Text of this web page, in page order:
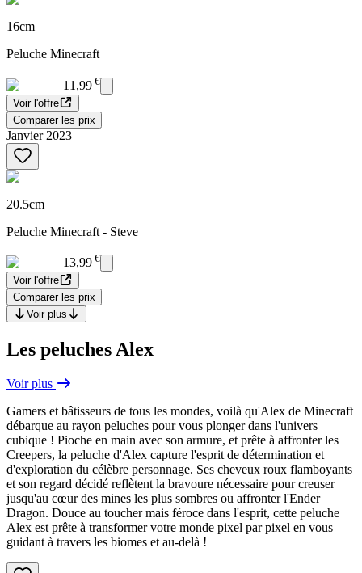
16cm
Peluche Minecraft
11,99 €
Voir l'offre
Comparer les prix
Janvier 2023
20.5cm
Peluche Minecraft - Steve
13,99 €
Voir l'offre
Comparer les prix
Voir plus
Les peluches Alex
Voir plus
Gamers et bâtisseurs de tous les mondes, voilà qu'Alex de Minecraft
débarque au rayon peluches pour vous plonger dans l'univers
cubique ! Pioche en main avec son armure, et prête à affronter les
Creepers, la peluche d'Alex capture l'esprit de détermination et
d'exploration du célèbre personnage. Ses cheveux roux flamboyants
et son regard décidé reflètent la bravoure nécessaire pour creuser
jusqu'au cœur des mines les plus sombres ou affronter l'Ender
Dragon. Douce au toucher mais féroce dans l'esprit, cette peluche
Alex est prête à transformer votre monde pixel par pixel en vous
guidant à travers les biomes et au-delà !